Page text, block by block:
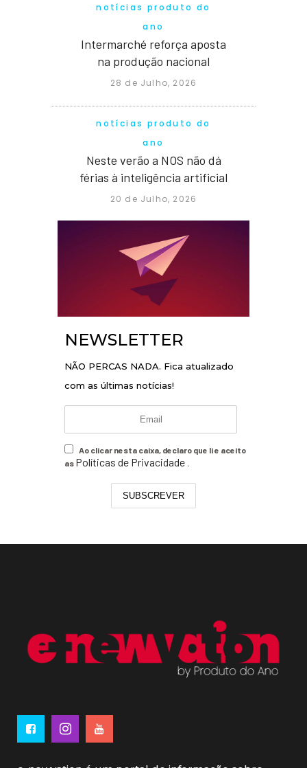
notícias produto do
ano
Intermarché reforça aposta
na produção nacional
28 de Julho, 2026
notícias produto do
ano
Neste verão a NOS não dá
férias à inteligência artificial
20 de Julho, 2026
NEWSLETTER
NÃO PERCAS NADA. Fica atualizado
com as últimas notícias!
Ao clicar nesta caixa, declaro que li e aceito
as Políticas de Privacidade .
SUBSCREVER